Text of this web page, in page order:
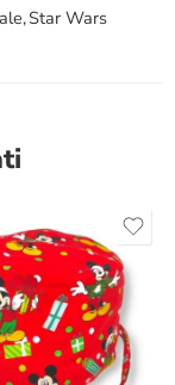
,Star Wars